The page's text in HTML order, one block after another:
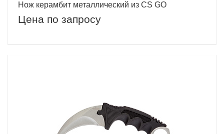
Нож керамбит металлический из CS GO
Цена по запросу